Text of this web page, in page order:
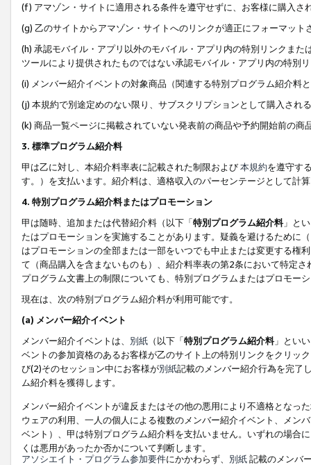
(f) アマゾン・サイトに適用される条件を遵守せずに、お客様に購入さ
(g) 乙のサイトからアマゾン・サイトへのリンクが適正にフォーマッ
(h) 承認モバイル・アプリ以外のモバイル・アプリ内の特別リンクま
ツールにより提供されたものではない承認モバイル・アプリ内の特別
(i) メンバー紹介イベントの対象商品（関連する特別プログラム紹介料
(j) 本規約で別途定めのない限り、サブスクリプションとして購入され
(k) 商品一覧ページに掲載されていない発表前の商品や予約開始前の商
3. 標準プログラム紹介料
甲は乙に対し、本紹介料率表に記載された制限および本規約を遵守す
す。）を支払います。紹介料は、適格収入のパーセンテージとして計
4. 特別プログラム紹介料またはプロモーション
甲は随時、追加または代替紹介料（以下「特別プログラム紹介料」と
たはプロモーションを実施することがあります。疑義を避けるために
はプロモーションの全部または一部をいつでも中止または変更する権
て（商品購入を含まないものも）、紹介料率表の第2条において特定
プログラム文書上の制限についても、特別プログラムまたはプロモー
現在は、次の特別プログラム紹介料が利用可能です。
(a) メンバー紹介イベント
メンバー紹介イベントは、 別紙 （以下「特別プログラム紹介料」とい
ベントの参加資格のあるお客様が乙のサイト上の特別リンクをクリッ
び(2)そのセッション中にお客様が別紙記載のメンバー紹介行為を完了
ム紹介料を獲得します。
メンバー紹介イベントが違反またはその他の悪用により不適格となっ
ウェアの利用、一人の個人による複数のメンバー紹介イベント、メン
ベント）、甲は特別プログラム紹介料を支払いません。いずれの場合
くは悪用があったか否かについて判断します。
アソシエイト・プログラム参加要件にかかわらず、 別紙記載のメンバ